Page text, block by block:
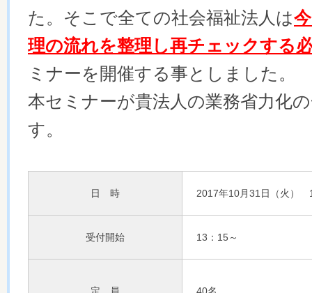
た。そこで全ての社会福祉法人は
理の流れを整理し再チェックする
ミナーを開催する事としました。
本セミナーが貴法人の業務省力化
す。
日 時 2017年10月31日（火）
受付開始 13：15～